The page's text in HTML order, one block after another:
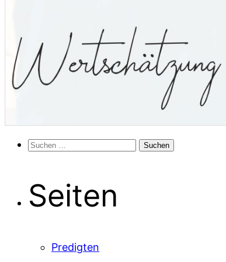
Suchen
Seiten
Predigten